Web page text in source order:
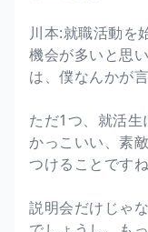
川本:就職活動を
機会が多いと思
は、僕なんかが
ただ1つ、就活
かっこいい、素
つけることですね
説明会だけじゃ